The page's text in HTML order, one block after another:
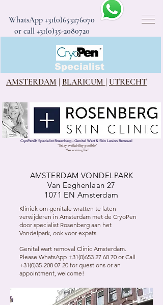
WhatsApp +31(0)653276070
or call +31(0)35-2080720
CryoPen®
Specialist
AMSTERDAM
BLARICUM UTRECHT
CryoPen® Specialist Rosenberg - Genital Wart & Skin Lesion Removel
“Today availability possible”
“No waiting list”
AMSTERDAM VONDELPARK
Van Eeghenlaan 27
1071 EN Amsterdam
Kliniek om genitale wratten te laten
verwijderen in Amsterdam met de CryoPen
door specialist Rosenberg aan het
Vondelpark, ook voor expats.
Genital wart removal Clinic Amsterdam.
Please WhatsApp +31(0)653 27 60 70 or Call
+31(0)35-208 07 20 for questions or an
appointment, welcome!